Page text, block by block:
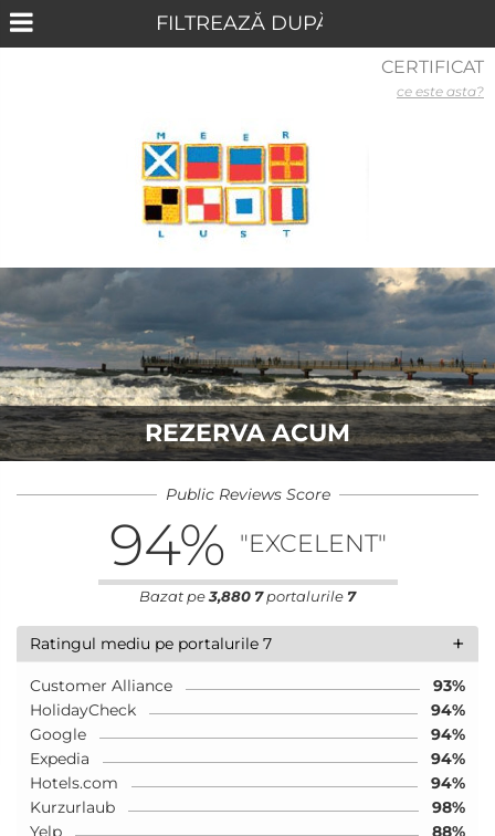
REZERVA ACUM
Public Reviews Score
94% "EXCELENT"
Bazat pe3,880 7portalurile 7
+
Ratingul mediu pe portalurile 7
Customer Alliance
93%
HolidayCheck
94%
Google
94%
Expedia
94%
Hotels.com
94%
Kurzurlaub
98%
Yelp
88%
CERTIFICAT
ce este asta?